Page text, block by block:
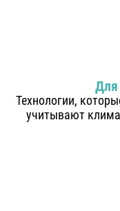
Для
Технологии,
учитывают